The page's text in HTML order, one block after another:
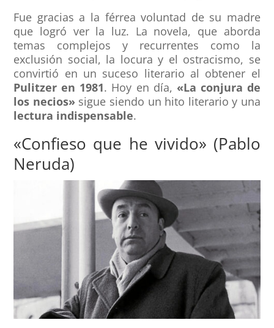
Fue gracias a la férrea voluntad de su madre
que logró ver la luz. La novela, que aborda
temas complejos y recurrentes como la
exclusión social, la locura y el ostracismo, se
convirtió en un suceso literario al obtener el
Pulitzer en 1981. Hoy en día, «La conjura de
los necios» sigue siendo un hito literario y una
lectura indispensable.
«Confieso que he vivido» (Pablo
Neruda)